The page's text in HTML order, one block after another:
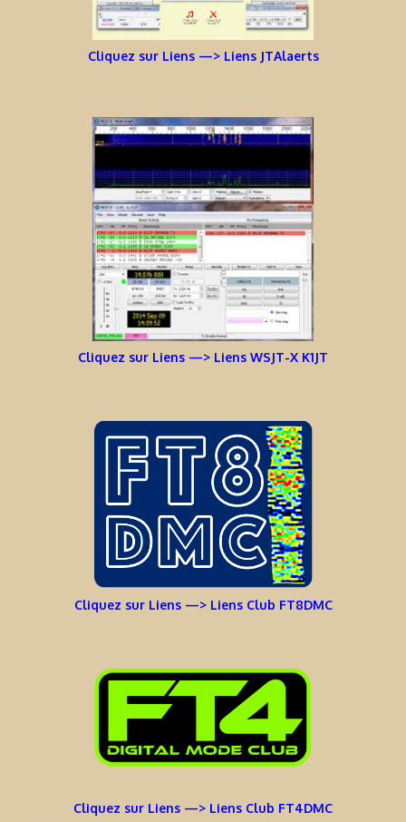
Cliquez sur Liens —> Liens JTAlaerts
Cliquez sur Liens —> Liens WSJT-X K1JT
Cliquez sur Liens —> Liens Club FT8DMC
Cliquez sur Liens —> Liens Club FT4DMC